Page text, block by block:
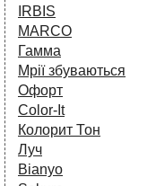
IRBIS
MARCO
Гамма
Мрії збуваються
Офорт
Сolor-It
Колорит Тон
Луч
Bianyo